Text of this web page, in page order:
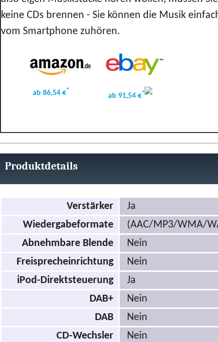
keine CDs brennen - Sie können die Musik
vom Smartphone zuhören.
ab 86,54 €*
ab 91,54 €*
Produktdetails
Verstärker
Ja
Wiedergabeformate
(AAC/MP3/WMA/
Abnehmbare Blende
Nein
Freisprecheinrichtung
Nein
iPod-Direktsteuerung
Ja
DAB+
Nein
DAB
Nein
CD-Wechsler
Nein